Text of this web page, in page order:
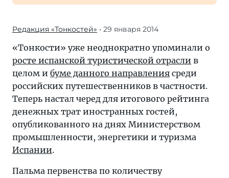
Редакция «Тонкостей» • 29 января 2014
«Тонкости» уже неоднократно упоминали о
росте испанской туристической отрасли в
целом и буме данного направления среди
российских путешественников в частности.
Теперь настал черед для итогового рейтинга
денежных трат иностранных гостей,
опубликованного на днях Министерством
промышленности, энергетики и туризма
Испании.
Пальма первенства по количеству